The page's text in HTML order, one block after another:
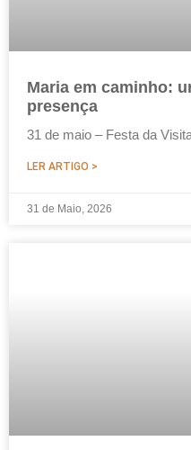
Maria em caminho:
presença
31 de maio – Festa da
LER ARTIGO >
31 de Maio, 2026